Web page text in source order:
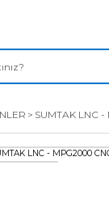
SUMTAK LNC